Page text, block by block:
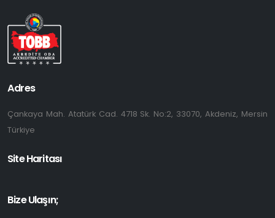
Adres
Çankaya Mah. Atatürk Cad. 4718 Sk. No:2, 33070, Akdeniz, Mersin
Türkiye
Site Haritası
Bize Ulaşın;